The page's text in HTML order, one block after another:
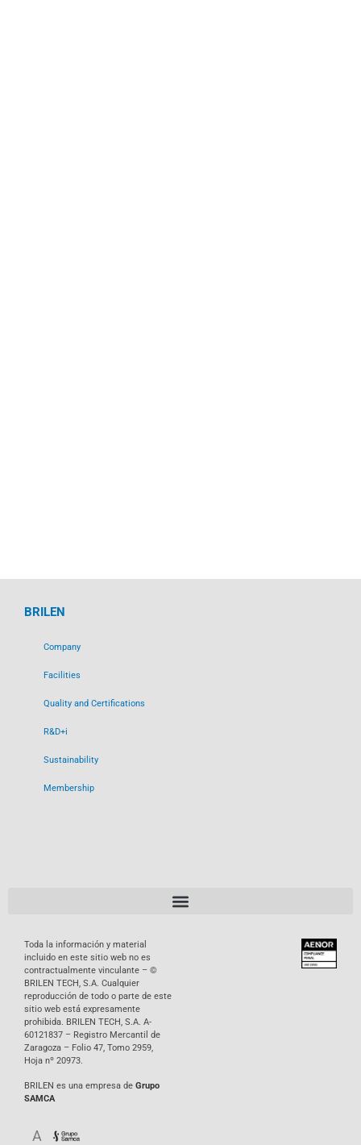
BRILEN
Company
Facilities
Quality and Certifications
R&D+i
Sustainability
Membership
Toda la información y material
incluido en este sitio web no es
contractualmente vinculante – ©
BRILEN TECH, S.A. Cualquier
reproducción de todo o parte de este
sitio web está expresamente
prohibida. BRILEN TECH, S.A. A-
60121837 – Registro Mercantil de
Zaragoza – Folio 47, Tomo 2959,
Hoja nº 20973.
BRILEN es una empresa de Grupo
SAMCA
A